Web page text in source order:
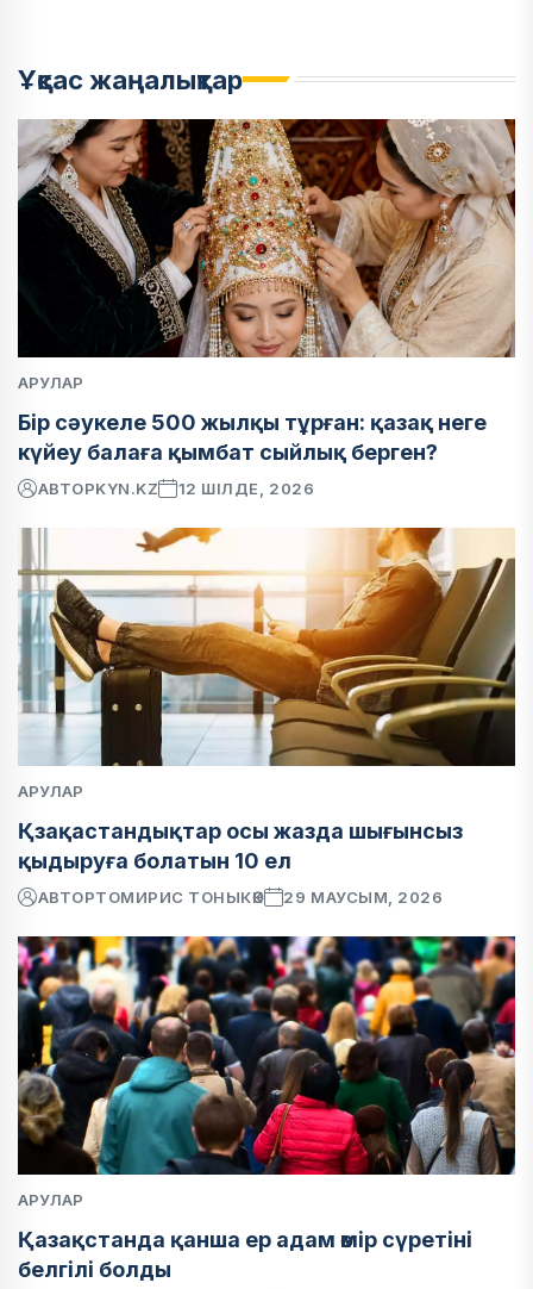
Ұқсас жаңалықтар
АРУЛАР
Бір сәукеле 500 жылқы тұрған: қазақ неге
күйеу балаға қымбат сыйлық берген?
АВТОРKYN.KZ 12 ШІЛДЕ, 2026
АРУЛАР
Қзақастандықтар осы жазда шығынсыз
қыдыруға болатын 10 ел
АВТОРТОМИРИС ТОНЫКӨК 29 МАУСЫМ, 2026
АРУЛАР
Қазақстанда қанша ер адам өмір сүретіні
белгілі болды